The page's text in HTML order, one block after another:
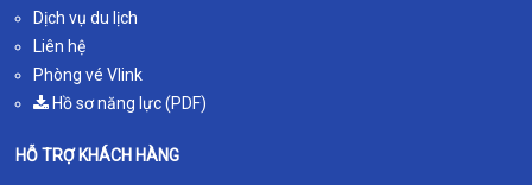
Dịch vụ du lịch
Liên hệ
Phòng vé Vlink
Hồ sơ năng lực (PDF)
HỖ TRỢ KHÁCH HÀNG